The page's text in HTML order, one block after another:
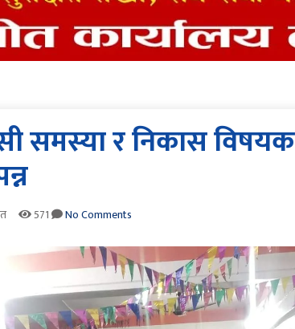
समस्या र निकास विषयक
571 No Comments